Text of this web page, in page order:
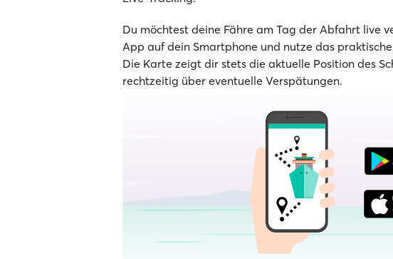
Du möchtest deine Fähre am Tag der Abfahrt live
App auf dein Smartphone und nutze das
Die Karte zeigt dir stets die aktuelle Position des
rechtzeitig über eventuelle Verspätungen.